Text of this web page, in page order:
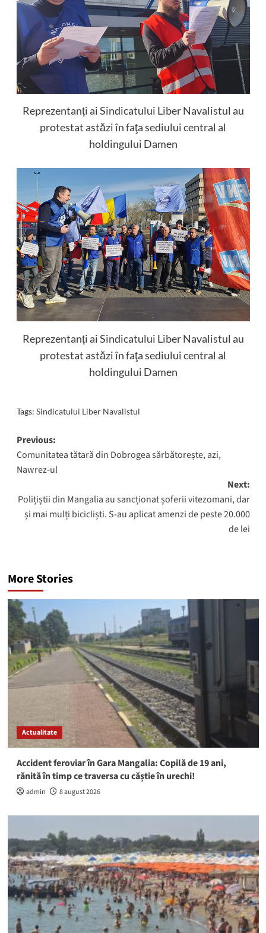
Reprezentanți ai Sindicatului Liber Navalistul au
protestat astăzi în faţa sediului central al
holdingului Damen
Reprezentanți ai Sindicatului Liber Navalistul au
protestat astăzi în faţa sediului central al
holdingului Damen
Tags: Sindicatului Liber Navalistul
Post
navigation
Previous:
Comunitatea tătară din Dobrogea sărbătorește, azi,
Nawrez-ul
Next:
Polițiștii din Mangalia au sancționat șoferii vitezomani, dar
și mai mulți bicicliști. S-au aplicat amenzi de peste 20.000
de lei
More Stories
Actualitate
Accident feroviar în Gara Mangalia: Copilă de 19 ani,
rănită în timp ce traversa cu căștie în urechi!
admin 8 august 2026